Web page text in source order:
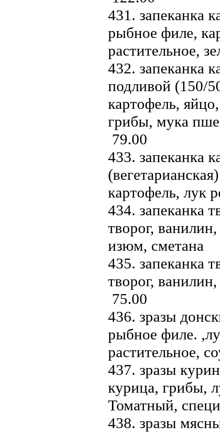
431. запеканка
рыбное филе,
растительное,
432. запеканка
подливой (150/
картофель,
грибы, мука
79.00
433. запеканка
картофель, лук
434. запеканка
творог,
изюм, сметана
435. запеканка
творог,
75.00
436. зразы
рыбное филе.
растительное,
437. зразы
курица, грибы,
Томатный,
438. зразы